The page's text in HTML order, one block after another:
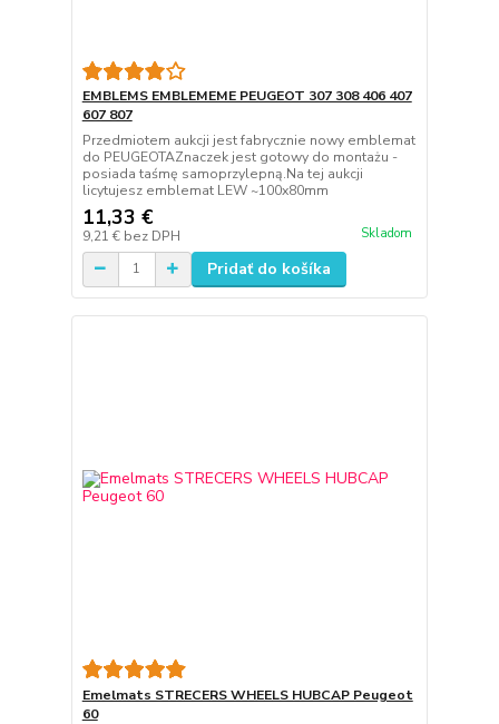
EMBLEMS EMBLEMEME PEUGEOT 307 308 406 407
607 807
Przedmiotem aukcji jest fabrycznie nowy emblemat
do PEUGEOTAZnaczek jest gotowy do montażu -
posiada taśmę samoprzylepną.Na tej aukcji
licytujesz emblemat LEW ~100x80mm
11,33 €
9,21 € bez DPH Skladom
Pridať do košíka
Emelmats STRECERS WHEELS HUBCAP Peugeot
60